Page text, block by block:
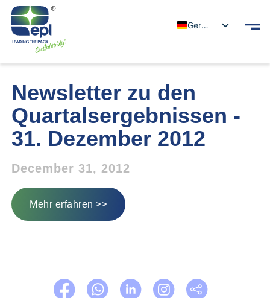
German
Newsletter zu den
Quartalsergebnissen -
31. Dezember 2012
December 31, 2012
Mehr erfahren >>